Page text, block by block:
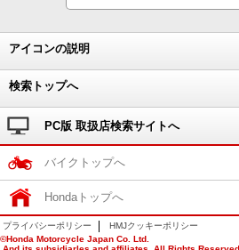
アイコンの説明
検索トップへ
PC版 取扱店検索サイトへ
バイクトップへ
Hondaトップへ
プライバシーポリシー
HMJクッキーポリシー
©Honda Motorcycle Japan Co. Ltd.